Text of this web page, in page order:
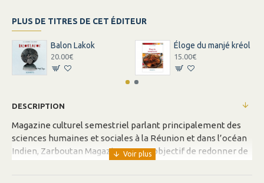
PLUS DE TITRES DE CET ÉDITEUR
Balon Lakok
20.00€
Éloge du manjé kréol
15.00€
DESCRIPTION
Magazine culturel semestriel parlant principalement des
sciences humaines et sociales à la Réunion et dans l’océan
Indien, Zarboutan Magazine a pour objectif de redonner de